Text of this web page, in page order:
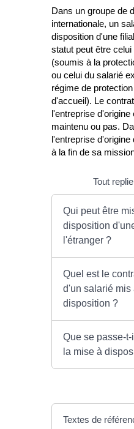
Dans un groupe de
internationale, un
disposition d'une
statut peut être
(soumis à la
ou celui du salarié
régime de
d'accueil). Le
l'entreprise
maintenu ou pas.
l'entreprise d'origine
à la fin de sa
Tout
Qui peut être
disposition
l'étranger ?
Quel est le
d'un salarié mis
disposition ?
Que se passe-
la mise à
Textes de